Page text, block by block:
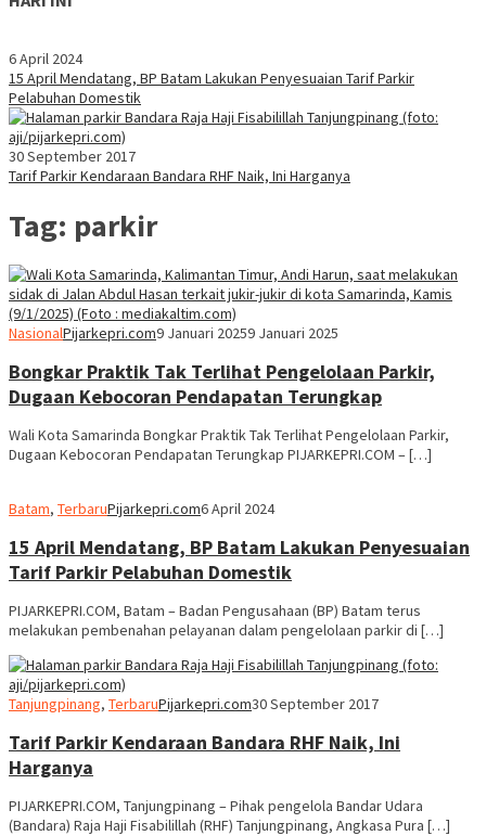
6 April 2024
15 April Mendatang, BP Batam Lakukan Penyesuaian Tarif Parkir
Pelabuhan Domestik
30 September 2017
Tarif Parkir Kendaraan Bandara RHF Naik, Ini Harganya
Tag: parkir
NasionalPijarkepri.com9 Januari 20259 Januari 2025
Bongkar Praktik Tak Terlihat Pengelolaan Parkir,
Dugaan Kebocoran Pendapatan Terungkap
Wali Kota Samarinda Bongkar Praktik Tak Terlihat Pengelolaan Parkir,
Dugaan Kebocoran Pendapatan Terungkap PIJARKEPRI.COM – […]
Batam, TerbaruPijarkepri.com6 April 2024
15 April Mendatang, BP Batam Lakukan Penyesuaian
Tarif Parkir Pelabuhan Domestik
PIJARKEPRI.COM, Batam – Badan Pengusahaan (BP) Batam terus
melakukan pembenahan pelayanan dalam pengelolaan parkir di […]
Tanjungpinang, TerbaruPijarkepri.com30 September 2017
Tarif Parkir Kendaraan Bandara RHF Naik, Ini
Harganya
PIJARKEPRI.COM, Tanjungpinang – Pihak pengelola Bandar Udara
(Bandara) Raja Haji Fisabilillah (RHF) Tanjungpinang, Angkasa Pura […]